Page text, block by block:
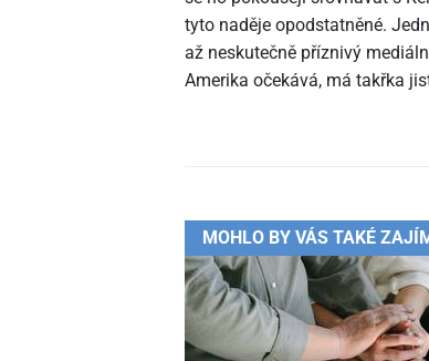
tyto naděje opodstatněné.
až neskutečně příznivý
Amerika očekává, má takřka
MOHLO BY VÁS TAKÉ